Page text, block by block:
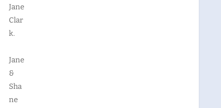
Jane
Clar
k.
Jane
&
Sha
ne